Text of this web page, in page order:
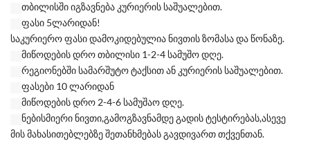
თბილისში იგზავნება კურიერის საშუალებით.
ფასი 5ლარიდან!
საკურიერო ფასი დამოკიდებულია ნივთის ზომასა და წონაზე.
მიწოდების დრო თბილისი 1-2-4 სამუშო დღე.
რეგიონებში სამარშუტო ტაქსით ან კურიერის საშუალებით.
ფასები 10 ლარიდან
მიწოდების დრო 2-4-6 სამუშაო დღე.
ნებისმიერი ნივთი,გამოგზავნამდე გადის ტესტირებას,ასევე
მის მახასითებლებზე შეთანხმებას გავდივართ თქვენთან.